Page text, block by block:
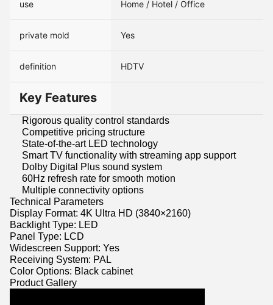
use Home / Hotel / Office
private mold Yes
definition HDTV
Key Features
Rigorous quality control standards
Competitive pricing structure
State-of-the-art LED technology
Smart TV functionality with streaming app support
Dolby Digital Plus sound system
60Hz refresh rate for smooth motion
Multiple connectivity options
Technical Parameters
Display Format: 4K Ultra HD (3840×2160)
Backlight Type: LED
Panel Type: LCD
Widescreen Support: Yes
Receiving System: PAL
Color Options: Black cabinet
Product Gallery